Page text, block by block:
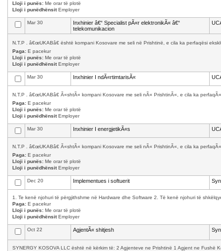
Lloji i punës: Me orar të plotë
Lloji i punëdhënsitEmployer
Mar 30
Inxhinier â€“ Specialist pÃ«r elektronikÃ« â€“
telekomunikacion
N.T.P . â€œUKABâ€ është kompani Kosovare me seli në Prishtinë, e cila ka perfaqësi
Paga: E pacekur
Lloji i punës: Me orar të plotë
Lloji i punëdhënsitEmployer
Mar 30 Inxhinier I ndÃ«rtimtarisÃ«
N.T.P . â€œUKABâ€ Ã«shtÃ« kompani Kosovare me seli nÃ« PrishtinÃ«, e cila ka
Paga: E pacekur
Lloji i punës: Me orar të plotë
Lloji i punëdhënsitEmployer
Mar 30 Inxhinier I energjetikÃ«s
N.T.P . â€œUKABâ€ Ã«shtÃ« kompani Kosovare me seli nÃ« PrishtinÃ«, e cila ka
Paga: E pacekur
Lloji i punës: Me orar të plotë
Lloji i punëdhënsitEmployer
Dec 20 Implementues i softuerit
1. Te kenë njohuri të përgjithshme në Hardware dhe Software 2. Të kenë njohuri të
Paga: E pacekur
Lloji i punës: Me orar të plotë
Lloji i punëdhënsitEmployer
Oct 22 AgjentÃ« shitjesh
SYNERGY KOSOVA LLC është në kërkim të: 2 Agjenteve ne Prishtinë 1 Agjent ne Fushë